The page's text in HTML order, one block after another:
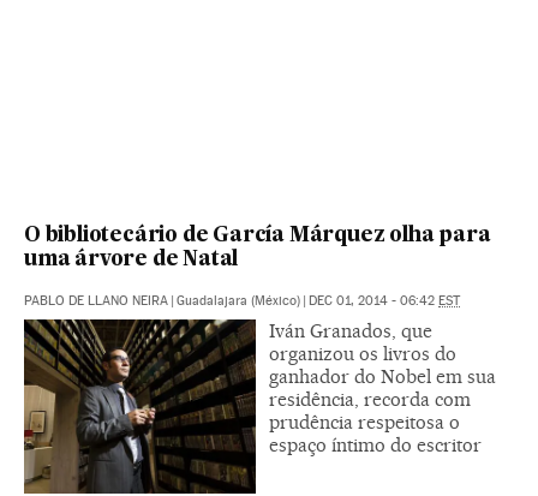
O bibliotecário de García Márquez olha para
uma árvore de Natal
PABLO DE LLANO NEIRA | Guadalajara (México) | DEC 01, 2014 - 06:42 EST
Iván Granados, que
organizou os livros do
ganhador do Nobel em sua
residência, recorda com
prudência respeitosa o
espaço íntimo do escritor